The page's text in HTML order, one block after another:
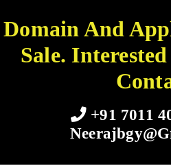
Domain And
Sale.
+91 7011